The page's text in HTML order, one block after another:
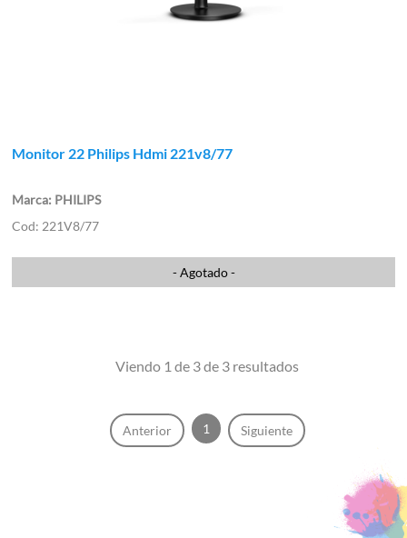
Monitor 22 Philips Hdmi 221v8/77
PHILIPS
221V8/77
- Agotado -
Viendo 1 de 3 de 3 resultados
Anterior 1 Siguiente